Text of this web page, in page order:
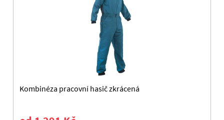
Kombinéza pracovní hasič zkrácená